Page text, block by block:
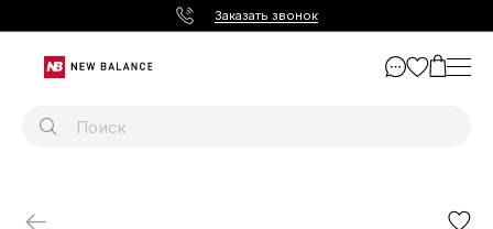
Заказать звонок